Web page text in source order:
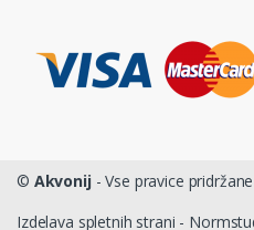
© Akvonij- Vse pravice pridržane
Izdelava spletnih strani -